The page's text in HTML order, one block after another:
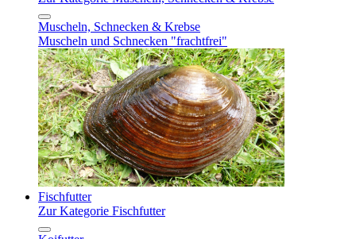
Muscheln, Schnecken & Krebse
Muscheln und Schnecken "frachtfrei"
Fischfutter
Zur Kategorie Fischfutter